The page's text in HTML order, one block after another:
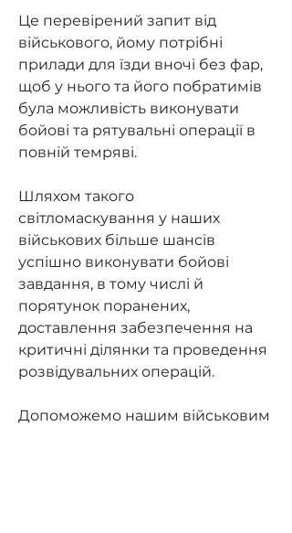
Це перевірений запит від
військового, йому потрібні
прилади для їзди вночі без фар,
щоб у нього та його побратимів
була можливість виконувати
бойові та рятувальні операції в
повній темряві.
Шляхом такого
світломаскування у наших
військових більше шансів
успішно виконувати бойові
завдання, в тому числі й
порятунок поранених,
доставлення забезпечення на
критичні ділянки та проведення
розвідувальних операцій.
Допоможемо нашим військовим